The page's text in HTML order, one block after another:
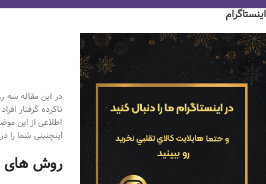
اینستاگرام
در این مقاله
ناکرده گرفتار
اطلاعی از این
اینچنینی شما را
روش